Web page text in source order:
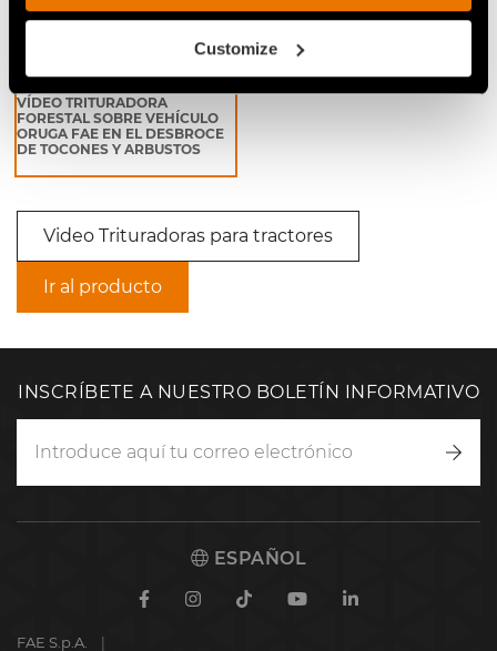
Customize
VÍDEO TRITURADORA
FORESTAL SOBRE VEHÍCULO
ORUGA FAE EN EL DESBROCE
DE TOCONES Y ARBUSTOS
Video Trituradoras para tractores
Ir al producto
INSCRÍBETE A NUESTRO BOLETÍN INFORMATIVO
ESPAÑOL
FacebookInstagram
TikTokYoutubeLinkedin
FAE S.p.A.